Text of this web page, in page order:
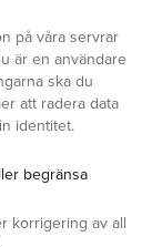
på våra servrar
är en användare
ska du
att radera data
identitet.
begränsa
korrigering av all